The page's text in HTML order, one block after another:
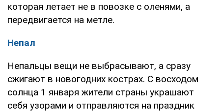
которая летает не в повозке с оленями, а
передвигается на метле.
Непал
Непальцы вещи не выбрасывают, а сразу
сжигают в новогодних кострах. С восходом
солнца 1 января жители страны украшают
себя узорами и отправляются на праздник